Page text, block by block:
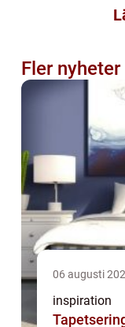
Fler nyheter
06 augusti
inspiration
Tapetsering så skapar du hållbara